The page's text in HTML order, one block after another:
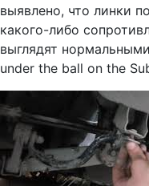
выявлено, что линки
какого-либо
выглядят
under the ball on the